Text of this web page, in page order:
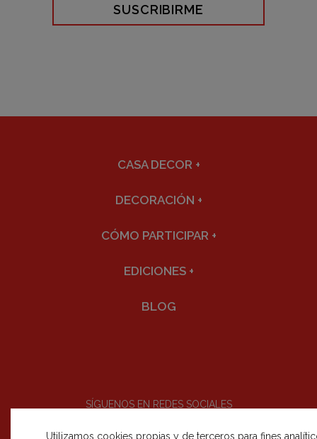
SUSCRIBIRME
Utilizamos cookies propias y de terceros para fines
CASA DECOR +
DECORACIÓN +
CÓMO PARTICIPAR +
EDICIONES +
BLOG
SÍGUENOS EN REDES SOCIALES